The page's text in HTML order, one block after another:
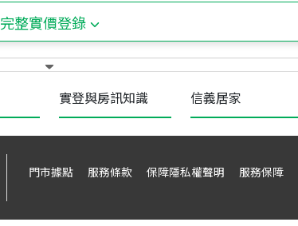
完整實價登錄
實登與房訊知識 信義居家
門市據點 服務條款 保障隱私權聲明 服務保障